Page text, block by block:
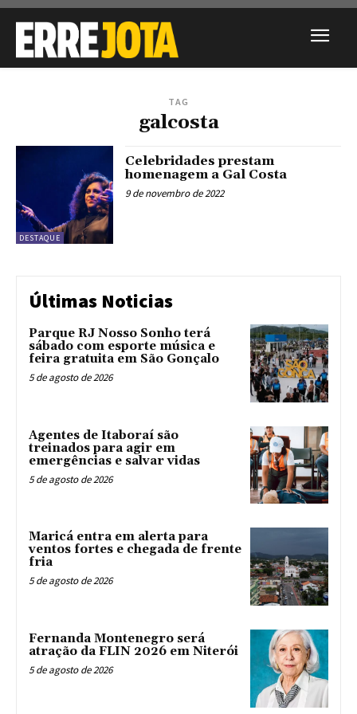
TAG
galcosta
DESTAQUE
Celebridades prestam
homenagem a Gal Costa
9 de novembro de 2022
Últimas Noticias
Parque RJ Nosso Sonho terá
sábado com esporte música e
feira gratuita em São Gonçalo
5 de agosto de 2026
Agentes de Itaboraí são
treinados para agir em
emergências e salvar vidas
5 de agosto de 2026
Maricá entra em alerta para
ventos fortes e chegada de frente
fria
5 de agosto de 2026
Fernanda Montenegro será
atração da FLIN 2026 em Niterói
5 de agosto de 2026